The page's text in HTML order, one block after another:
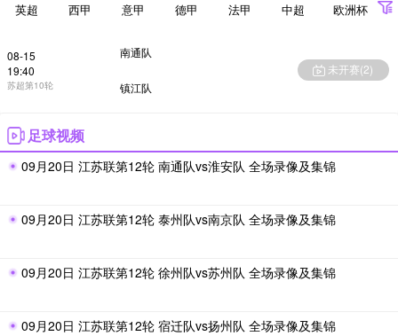
英超 西甲 意甲 德甲 法甲 中超
欧洲杯
08-15
19:40
苏超第10轮
南通队
镇江队
未开赛(2)
足球视频
09月20日 江苏联第12轮 南通队vs淮安队 全场录像及集锦
09月20日 江苏联第12轮 泰州队vs南京队 全场录像及集锦
09月20日 江苏联第12轮 徐州队vs苏州队 全场录像及集锦
09月20日 江苏联第12轮 宿迁队vs扬州队 全场录像及集锦